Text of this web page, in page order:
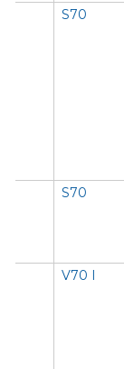
S70
S70
V70 I